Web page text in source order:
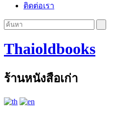
ติดต่อเรา
Thaioldbooks
ร้านหนังสือเก่า